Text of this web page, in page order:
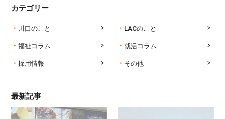
カテゴリー
川口のこと
LACのこと
福祉コラム
就活コラム
採用情報
その他
最新記事